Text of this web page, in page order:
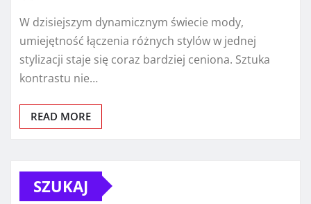
W dzisiejszym dynamicznym świecie mody,
umiejętność łączenia różnych stylów w jednej
stylizacji staje się coraz bardziej ceniona. Sztuka
kontrastu nie…
READ MORE
SZUKAJ